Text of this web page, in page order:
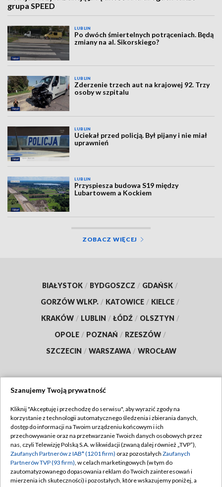
grupa SPEED
LUBLIN
Po dwóch śmiertelnych potrąceniach. Będą
zmiany na al. Sikorskiego?
LUBLIN
Zderzenie trzech aut na krajowej 92. Trzy
osoby w szpitalu
LUBLIN
Uciekał przed policją. Był pijany i nie miał
uprawnień
LUBLIN
Przyspiesza budowa S19 między
Lubartowem a Kockiem
ZOBACZ WIĘCEJ
BIAŁYSTOK / BYDGOSZCZ / GDAŃSK /
GORZÓW WLKP. / KATOWICE / KIELCE /
KRAKÓW / LUBLIN / ŁÓDŹ / OLSZTYN /
OPOLE / POZNAŃ / RZESZÓW /
SZCZECIN / WARSZAWA / WROCŁAW
TVP
Abonament TVP
Emisja w TVP
Centrum informacji TVP
Naziemna Telewizja Cyfrowa
Regulamin TVP
Polityka prywatności
Moje zgody
Szanujemy Twoją prywatność
Kliknij "Akceptuję i przechodzę do serwisu", aby wyrazić zgody na
korzystanie z technologii automatycznego śledzenia i zbierania danych,
dostęp do informacji na Twoim urządzeniu końcowym i ich
przechowywanie oraz na przetwarzanie Twoich danych osobowych przez
nas, czyli Telewizję Polską S.A. w likwidacji (zwaną dalej również „TVP”),
Zaufanych Partnerów z IAB* (1201 firm) oraz pozostałych Zaufanych
Partnerów TVP (93 firm), w celach marketingowych (w tym do
zautomatyzowanego dopasowania reklam do Twoich zainteresowań i
mierzenia ich skuteczności) i pozostałych, które wskazujemy poniżej, a